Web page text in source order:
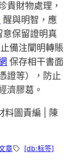
貴財物處理，
醒與明智，應
意保留證明真
備注闡明轉賬
保存相干書面
證等），防止
濟膠葛。
料圖責編 | 陳
章 [db:标签]